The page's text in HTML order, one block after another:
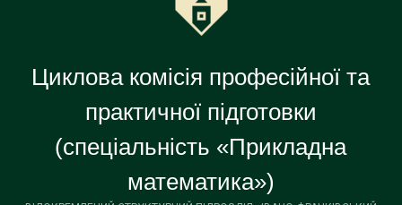
Циклова комісія професійної та
практичної підготовки
(спеціальність «Прикладна
математика»)